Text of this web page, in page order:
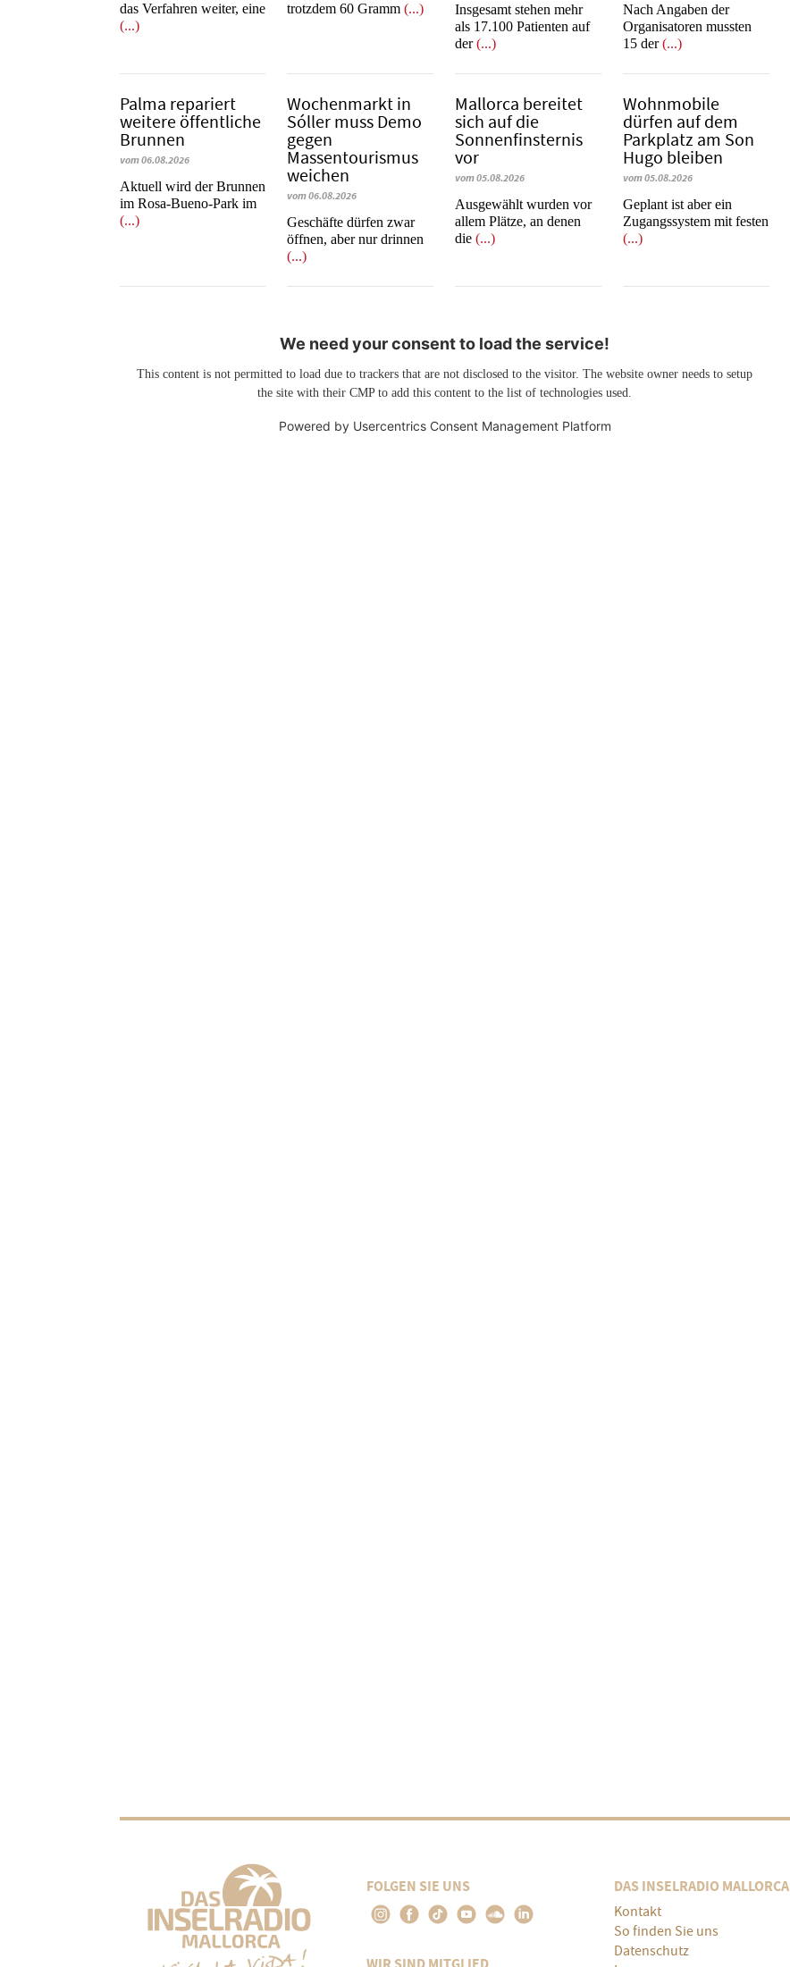
das Verfahren weiter, eine
(...)
trotzdem 60 Gramm(...)
Insgesamt stehen mehr
als 17.100 Patienten auf
der(...)
Nach Angaben der
Organisatoren mussten
15 der(...)
Palma repariert
weitere öffentliche
Brunnen
vom 06.08.2026
Aktuell wird der Brunnen
im Rosa-Bueno-Park im
(...)
Wochenmarkt in
Sóller muss Demo
gegen
Massentourismus
weichen
vom 06.08.2026
Geschäfte dürfen zwar
öffnen, aber nur drinnen
(...)
Mallorca bereitet
sich auf die
Sonnenfinsternis
vor
vom 05.08.2026
Ausgewählt wurden vor
allem Plätze, an denen
die(...)
Wohnmobile
dürfen auf dem
Parkplatz am Son
Hugo bleiben
vom 05.08.2026
Geplant ist aber ein
Zugangssystem mit festen
(...)
We need your consent to load the service!
This content is not permitted to load due to trackers that are not disclosed to the visitor. The website owner needs to setup
the site with their CMP to add this content to the list of technologies used.
Powered by Usercentrics Consent Management Platform
FOLGEN SIE UNS DAS INSELRADIO MALLORCA
Kontakt
So finden Sie uns
Datenschutz